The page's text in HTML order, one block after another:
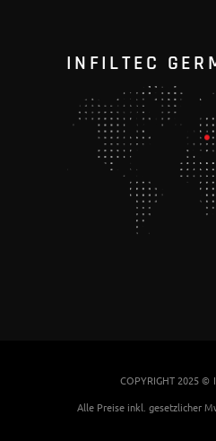
INFILTEC
COPYRIGHT 2025 ©
Alle Preise inkl. gesetzlicher